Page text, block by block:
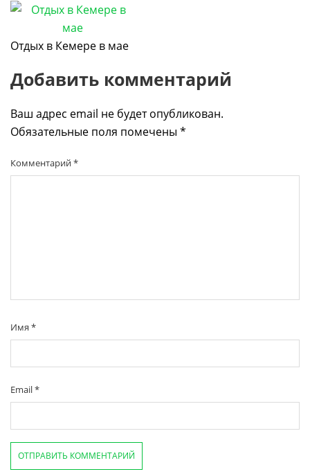
Отдых в Кемере в мае
Добавить комментарий
Ваш адрес email не будет опубликован.
Обязательные поля помечены *
Комментарий*
Имя *
Email*